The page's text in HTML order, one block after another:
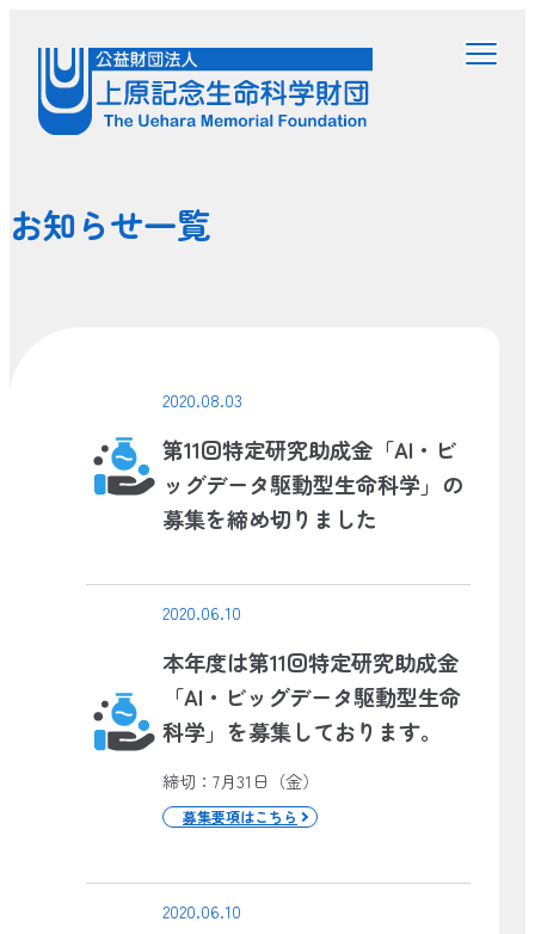
お知らせ一覧
2020.08.03
第11回特定研究助成金「AI・ビ
ッグデータ駆動型生命科学」の
募集を締め切りました
2020.06.10
本年度は第11回特定研究助成金
「AI・ビッグデータ駆動型生命
科学」を募集しております。
締切：7月31日（金）
募集要項はこちら
2020.06.10